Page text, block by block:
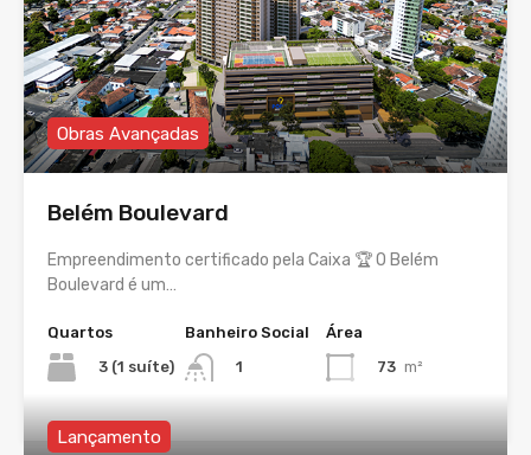
Obras Avançadas
Belém Boulevard
Empreendimento certificado pela Caixa 🏆 O Belém
Boulevard é um…
Quartos
3 (1 suíte)
Banheiro Social
1
Área
73 m²
Lançamento